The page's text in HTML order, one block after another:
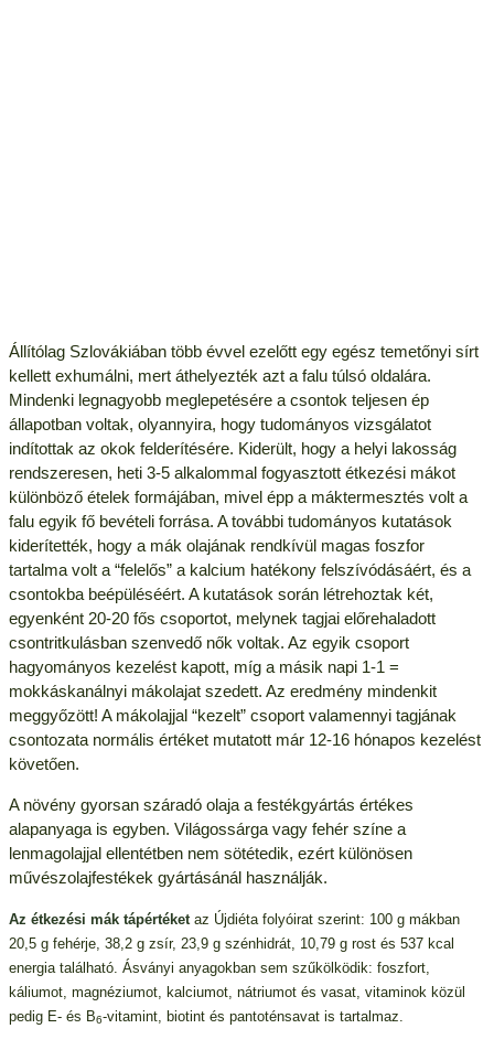
Állítólag Szlovákiában több évvel ezelőtt egy egész temetőnyi sírt
kellett exhumálni, mert áthelyezték azt a falu túlsó oldalára.
Mindenki legnagyobb meglepetésére a csontok teljesen ép
állapotban voltak, olyannyira, hogy tudományos vizsgálatot
indítottak az okok felderítésére. Kiderült, hogy a helyi lakosság
rendszeresen, heti 3-5 alkalommal fogyasztott étkezési mákot
különböző ételek formájában, mivel épp a máktermesztés volt a
falu egyik fő bevételi forrása. A további tudományos kutatások
kiderítették, hogy a mák olajának rendkívül magas foszfor
tartalma volt a “felelős” a kalcium hatékony felszívódásáért, és a
csontokba beépüléséért. A kutatások során létrehoztak két,
egyenként 20-20 fős csoportot, melynek tagjai előrehaladott
csontritkulásban szenvedő nők voltak. Az egyik csoport
hagyományos kezelést kapott, míg a másik napi 1-1 =
mokkáskanálnyi mákolajat szedett. Az eredmény mindenkit
meggyőzött! A mákolajjal “kezelt” csoport valamennyi tagjának
csontozata normális értéket mutatott már 12-16 hónapos kezelést
követően.
A növény gyorsan száradó olaja a festékgyártás értékes
alapanyaga is egyben. Világossárga vagy fehér színe a
lenmagolajjal ellentétben nem sötétedik, ezért különösen
művészolajfestékek gyártásánál használják.
Az étkezési mák tápértéketaz Újdiéta folyóirat szerint: 100 g mákban
20,5 g fehérje, 38,2 g zsír, 23,9 g szénhidrát, 10,79 g rost és 537 kcal
energia található. Ásványi anyagokban sem szűkölködik: foszfort,
káliumot, magnéziumot, kalciumot, nátriumot és vasat, vitaminok közül
pedig E- és B6-vitamint, biotint és pantoténsavat is tartalmaz.